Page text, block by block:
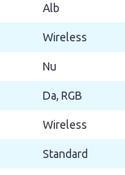
Alb
Wireless
Nu
Da, RGB
Wireless
Standard